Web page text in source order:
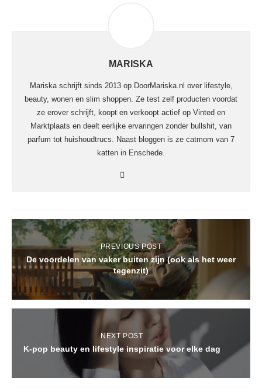
MARISKA
Mariska schrijft sinds 2013 op DoorMariska.nl over lifestyle,
beauty, wonen en slim shoppen. Ze test zelf producten voordat
ze erover schrijft, koopt en verkoopt actief op Vinted en
Marktplaats en deelt eerlijke ervaringen zonder bullshit, van
parfum tot huishoudtrucs. Naast bloggen is ze catmom van 7
katten in Enschede.
PREVIOUS POST
De voordelen van vaker buiten zijn (ook als het weer
tegenzit)
NEXT POST
K-pop beauty en lifestyle inspiratie voor elke dag